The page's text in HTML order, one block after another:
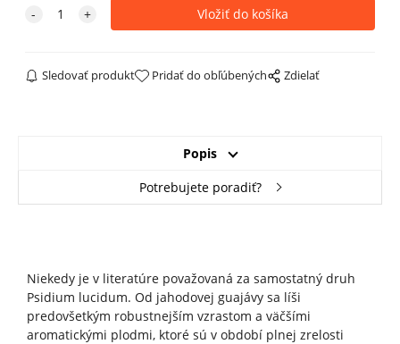
Sledovať produkt Pridať do obľúbených Zdielať
Popis
Potrebujete poradiť?
Niekedy je v literatúre považovaná za samostatný druh
Psidium lucidum. Od jahodovej guajávy sa líši
predovšetkým robustnejším vzrastom a väčšími
aromatickými plodmi, ktoré sú v období plnej zrelosti